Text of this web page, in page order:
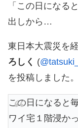
「この日になる
出しから…
東日本大震災を
ろしく (@tatsuki_
を投稿しました。
この日になると
ワイ宅１階浸か